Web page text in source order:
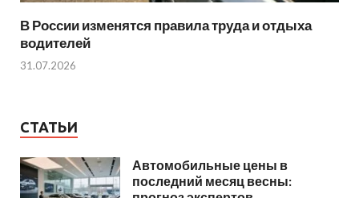
В России изменятся правила труда и отдыха
водителей
31.07.2026
СТАТЬИ
Автомобильные цены в
последний месяц весны: